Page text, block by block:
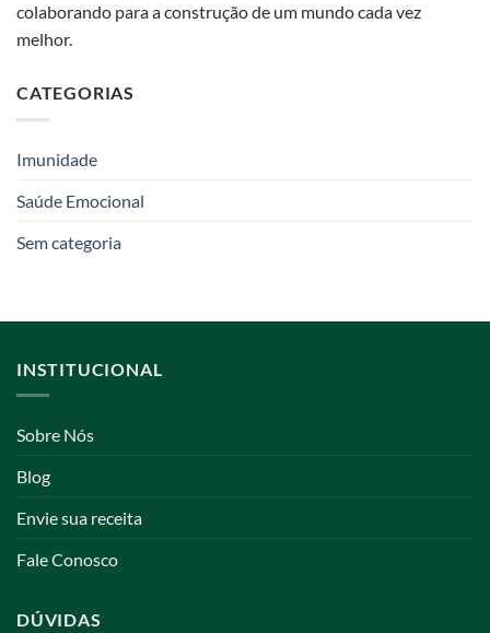
colaborando para a construção de um mundo cada vez
melhor.
CATEGORIAS
Imunidade
Saúde Emocional
Sem categoria
INSTITUCIONAL
Sobre Nós
Blog
Envie sua receita
Fale Conosco
DÚVIDAS